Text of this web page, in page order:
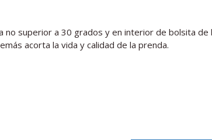
no superior a 30 grados y en interior de bolsita de
acorta la vida y calidad de la prenda.